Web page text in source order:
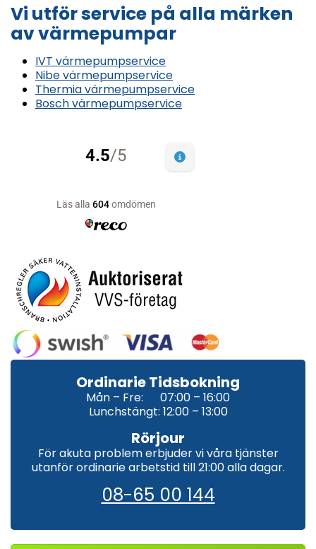
Vi utför service på alla märken
av värmepumpar
IVT värmepumpservice
Nibe värmepumpservice
Thermia värmepumpservice
Bosch värmepumpservice
Ordinarie Tidsbokning
Mån – Fre: 07:00 – 16:00
Lunchstängt: 12:00 – 13:00
Rörjour
För akuta problem erbjuder vi våra tjänster
utanför ordinarie arbetstid till 21:00 alla dagar.
08-65 00 144